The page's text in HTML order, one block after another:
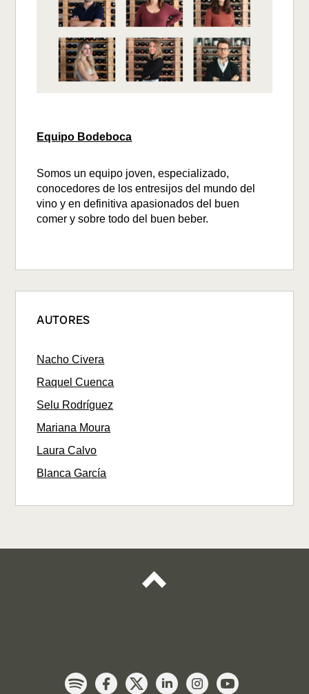
Equipo Bodeboca
Somos un equipo joven, especializado,
conocedores de los entresijos del mundo del
vino y en definitiva apasionados del buen
comer y sobre todo del buen beber.
AUTORES
Nacho Civera
Raquel Cuenca
Selu Rodríguez
Mariana Moura
Laura Calvo
Blanca García